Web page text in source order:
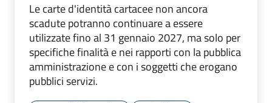
Le carte d'identità cartacee non ancora
scadute potranno continuare a essere
utilizzate fino al 31 gennaio 2027, ma solo per
specifiche finalità e nei rapporti con la pubblica
amministrazione e con i soggetti che erogano
pubblici servizi.